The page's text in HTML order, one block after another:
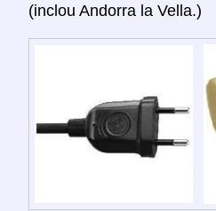
(inclou Andorra la Vella.)